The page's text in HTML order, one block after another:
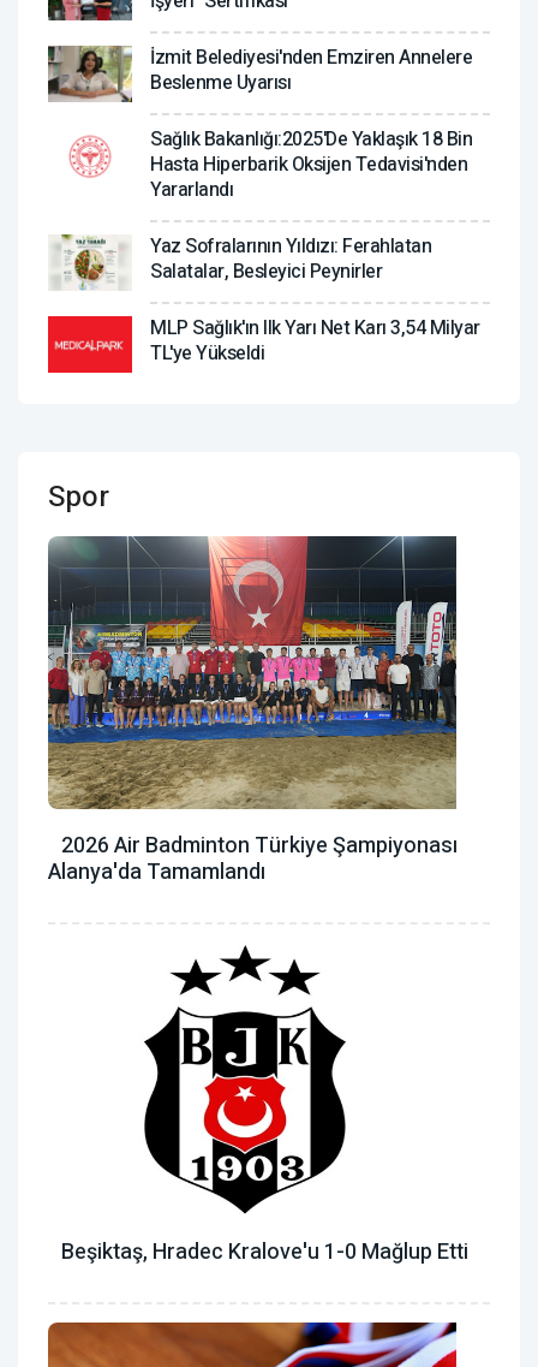
İzmit Belediyesi'nden Emziren Annelere
Beslenme Uyarısı
Sağlık Bakanlığı:2025'de Yaklaşık 18 Bin
Hasta Hiperbarik Oksijen Tedavisi'nden
Yararlandı
Yaz Sofralarının Yıldızı: Ferahlatan
Salatalar, Besleyici Peynirler
MLP Sağlık'ın Ilk Yarı Net Karı 3,54 Milyar
TL'ye Yükseldi
Spor
2026 Air Badminton Türkiye Şampiyonası
Alanya'da Tamamlandı
Beşiktaş, Hradec Kralove'u 1-0 Mağlup Etti